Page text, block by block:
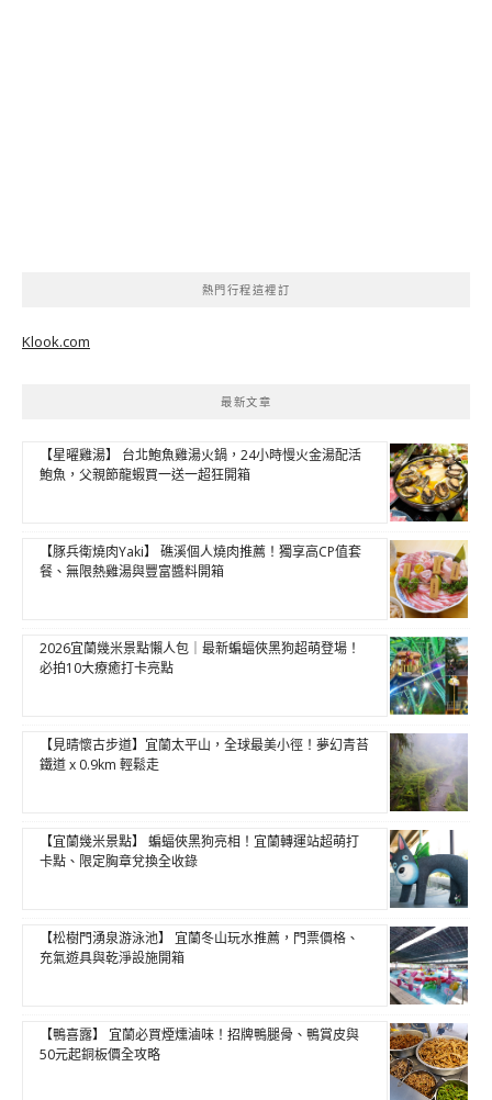
熱門行程這裡訂
Klook.com
最新文章
【星曜雞湯】 台北鮑魚雞湯火鍋，24小時慢火金湯配活
鮑魚，父親節龍蝦買一送一超狂開箱
【豚兵衛燒肉Yaki】 礁溪個人燒肉推薦！獨享高CP值套
餐、無限熱雞湯與豐富醬料開箱
2026宜蘭幾米景點懶人包｜最新蝙蝠俠黑狗超萌登場！
必拍10大療癒打卡亮點
【見晴懷古步道】宜蘭太平山，全球最美小徑！夢幻青苔
鐵道 x 0.9km 輕鬆走
【宜蘭幾米景點】 蝙蝠俠黑狗亮相！宜蘭轉運站超萌打
卡點、限定胸章兌換全收錄
【松樹門湧泉游泳池】 宜蘭冬山玩水推薦，門票價格、
充氣遊具與乾淨設施開箱
【鴨喜露】 宜蘭必買煙燻滷味！招牌鴨腿骨、鴨賞皮與
50元起銅板價全攻略